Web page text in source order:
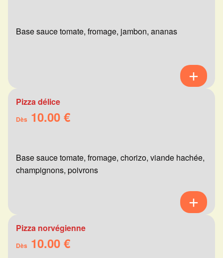
Base sauce tomate, fromage, jambon, ananas
Pizza délice
Dès 10.00 €
Base sauce tomate, fromage, chorizo, viande hachée,
champignons, poivrons
Pizza norvégienne
Dès 10.00 €